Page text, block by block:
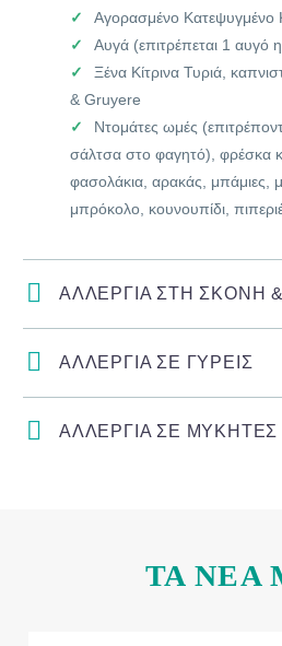
Αγορασμένο Κατεψυγμένο
Αυγά (επιτρέπεται 1 αυγό
Ξένα Κίτρινα Τυριά,
& Gruyere
Ντομάτες ωμές
σάλτσα στο φαγητό), φρέσκα
φασολάκια, αρακάς, μπάμιες,
μπρόκολο, κουνουπίδι,
ΑΛΛΕΡΓΙΑ ΣΤΗ ΣΚΟΝΗ
ΑΛΛΕΡΓΙΑ ΣΕ ΓΥΡΕΙΣ
ΑΛΛΕΡΓΙΑ ΣΕ ΜΥΚΗΤΕΣ
ΤΑ ΝΕΑ